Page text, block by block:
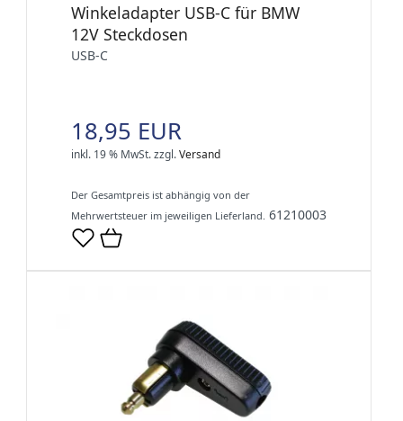
Winkeladapter USB-C für BMW
12V Steckdosen
USB-C
18,95 EUR
inkl. 19 % MwSt.zzgl.Versand
Der Gesamtpreis ist abhängig von der
Mehrwertsteuer im jeweiligen Lieferland. 61210003